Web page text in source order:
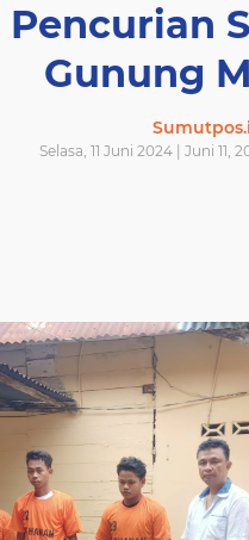
Pencurian
Gunung
Selasa, 11 Juni 2024 | Juni 11,